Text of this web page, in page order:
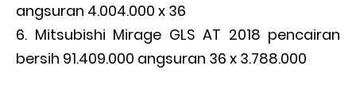
angsuran 4.004.000 x 36
Mitsubishi Mirage GLS AT 2018 pencairan
bersih 91.409.000 angsuran 36 x 3.788.000